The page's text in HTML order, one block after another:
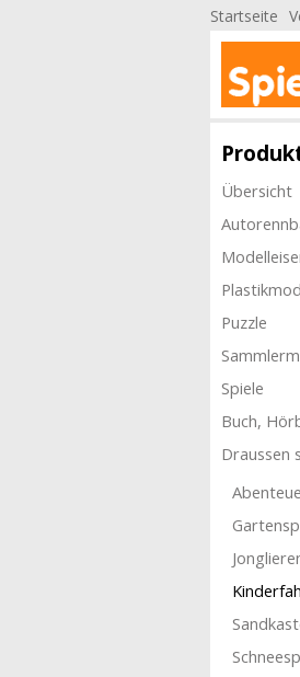
Startseite
Übersicht
Puzzle
Spiele
Buch,
Draussen